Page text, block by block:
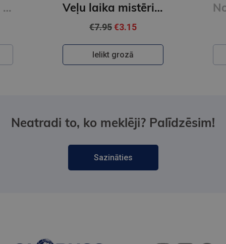
Mate : the highly anticipated companion novel to Bride from the author of The Love Hypothesis Veļu laika mistērija. Vakara romāns
€7.95€3.15
Ielikt grozā
Neatradi to, ko meklēji? Palīdzēsim!
Sazināties